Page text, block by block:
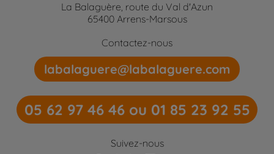
La Balaguère, route du Val d'Azun
65400 Arrens-Marsous
Contactez-nous
labalaguere@labalaguere.com
05 62 97 46 46 ou 01 85 23 92 55
Suivez-nous